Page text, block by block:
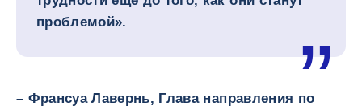
проблемой».
– Франсуа Лавернь, Глава направления по